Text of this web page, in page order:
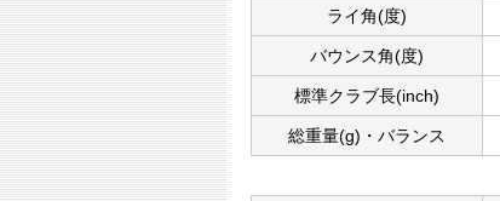
ライ角(度)
バウンス角(度)
標準クラブ長(inch)
総重量(g)・バランス